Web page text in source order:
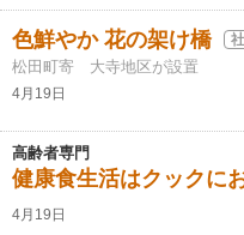
色鮮やか 花の架け橋
松田町寄 大寺地区が設置
4月19日
高齢者専門
健康食生活はクックに
4月19日